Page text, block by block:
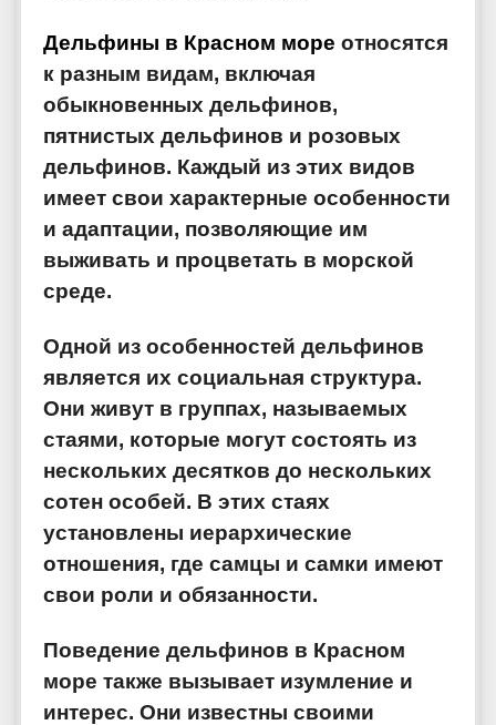
Дельфины в Красном море относятся
к разным видам, включая
обыкновенных дельфинов,
пятнистых дельфинов и розовых
дельфинов. Каждый из этих видов
имеет свои характерные особенности
и адаптации, позволяющие им
выживать и процветать в морской
среде.
Одной из особенностей дельфинов
является их социальная структура.
Они живут в группах, называемых
стаями, которые могут состоять из
нескольких десятков до нескольких
сотен особей. В этих стаях
установлены иерархические
отношения, где самцы и самки имеют
свои роли и обязанности.
Поведение дельфинов в Красном
море также вызывает изумление и
интерес. Они известны своими